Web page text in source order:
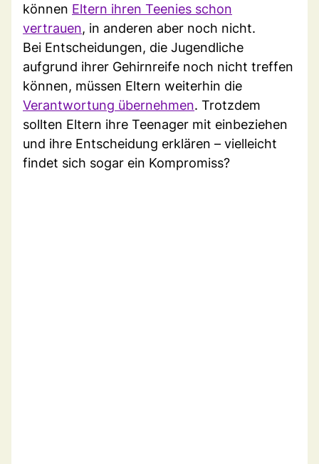
können Eltern ihren Teenies schon
vertrauen, in anderen aber noch nicht.
Bei Entscheidungen, die Jugendliche
aufgrund ihrer Gehirnreife noch nicht treffen
können, müssen Eltern weiterhin die
Verantwortung übernehmen. Trotzdem
sollten Eltern ihre Teenager mit einbeziehen
und ihre Entscheidung erklären – vielleicht
findet sich sogar ein Kompromiss?